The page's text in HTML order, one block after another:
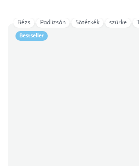
Bestseller
Bézs Padlizsán Sötétkék szürke